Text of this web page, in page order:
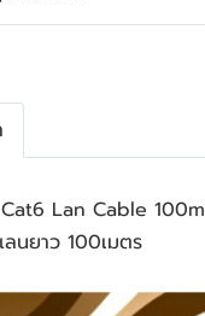
Lan Cable
นยาว 100เมตร